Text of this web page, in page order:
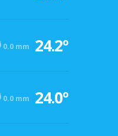
0.0 mm 24.2º
0.0 mm 24.0º